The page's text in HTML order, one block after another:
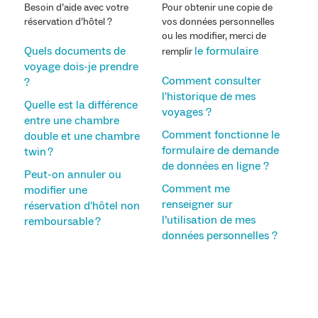
Besoin d’aide avec votre
réservation d’hôtel ?
Quels documents de
voyage dois-je prendre
?
Quelle est la différence
entre une chambre
double et une chambre
twin ?
Peut-on annuler ou
modifier une
réservation d'hôtel non
remboursable ?
Pour obtenir une copie de
vos données personnelles
ou les modifier, merci de
remplir le formulaire
Comment consulter
l'historique de mes
voyages ?
Comment fonctionne le
formulaire de demande
de données en ligne ?
Comment me
renseigner sur
l’utilisation de mes
données personnelles ?